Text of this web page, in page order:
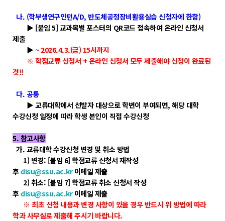
Q&A
POLARIS TMI
나. (학부생연구인턴A/D, 반도체공정장비활용실습 신청자에 한함)
▶ [붙임 5] 교과목별 포스터의 QR코드 접속하여 온라인 신청서
제출
▶ ~ 2026.4.3.(금) 15시까지
※ 학점교류 신청서 + 온라인 신청서 모두 제출해야 신청이 완료된
것!!
다. 공통
▶ 교류대학에서 선발자 대상으로 학번이 부여되면, 해당 대학
수강신청 일정에 따라 학생 본인이 직접 수강신청
5. 참고사항
가. 교류대학 수강신청 변경 및 취소 방법
1) 변경: [붙임 6] 학점교류 신청서 재작성
후 disu@ssu.ac.kr이메일 제출
2) 취소: [붙임 7] 학점교류 취소 신청서 작성
후 disu@ssu.ac.kr 이메일 제출
※ 최초 신청 내용과 변경 사항이 있을 경우 반드시 위 방법에 따라
학과 사무실로 제출해 주시기 바랍니다.